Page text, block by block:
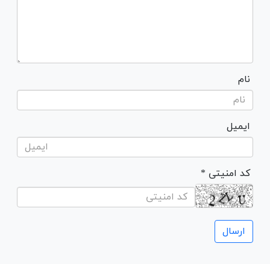
نام
ایمیل
* کد امنیتی